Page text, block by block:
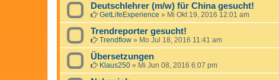
Deutschlehrer (m/w) für China gesucht!
GetLifeExperience » Mi Okt 19, 2016 12:01 am
Trendreporter gesucht!
Trendflow » Mo Jul 18, 2016 11:41 am
Übersetzungen
Klaus250 » Mi Jun 08, 2016 6:07 pm